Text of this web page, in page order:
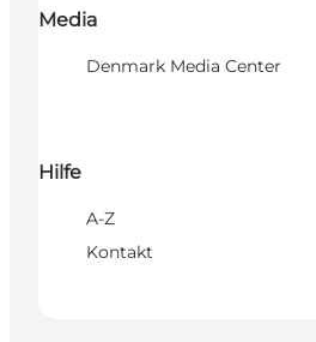
Media
Denmark Media Center
Hilfe
A-Z
Kontakt